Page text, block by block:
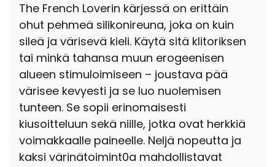
The French Loverin kärjessä on erittäin
ohut pehmeä silikonireuna, joka on kuin
sileä ja värisevä kieli. Käytä sitä klitoriksen
tai minkä tahansa muun erogeenisen
alueen stimuloimiseen – joustava pää
värisee kevyesti ja se luo nuolemisen
tunteen. Se sopii erinomaisesti
kiusoitteluun sekä niille, jotka ovat herkkiä
voimakkaalle paineelle. Neljä nopeutta ja
kaksi värinätoimint0a mahdollistavat